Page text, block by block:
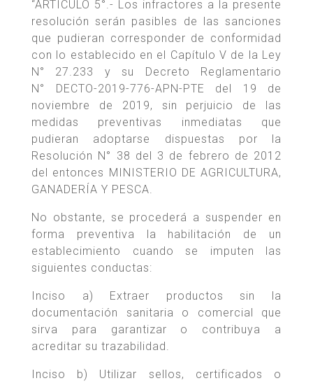
“ARTÍCULO 5°.- Los infractores a la presente
resolución serán pasibles de las sanciones
que pudieran corresponder de conformidad
con lo establecido en el Capítulo V de la Ley
N° 27.233 y su Decreto Reglamentario
N° DECTO-2019-776-APN-PTE del 19 de
noviembre de 2019, sin perjuicio de las
medidas preventivas inmediatas que
pudieran adoptarse dispuestas por la
Resolución N° 38 del 3 de febrero de 2012
del entonces MINISTERIO DE AGRICULTURA,
GANADERÍA Y PESCA.
No obstante, se procederá a suspender en
forma preventiva la habilitación de un
establecimiento cuando se imputen las
siguientes conductas:
Inciso a) Extraer productos sin la
documentación sanitaria o comercial que
sirva para garantizar o contribuya a
acreditar su trazabilidad.
Inciso b) Utilizar sellos, certificados o